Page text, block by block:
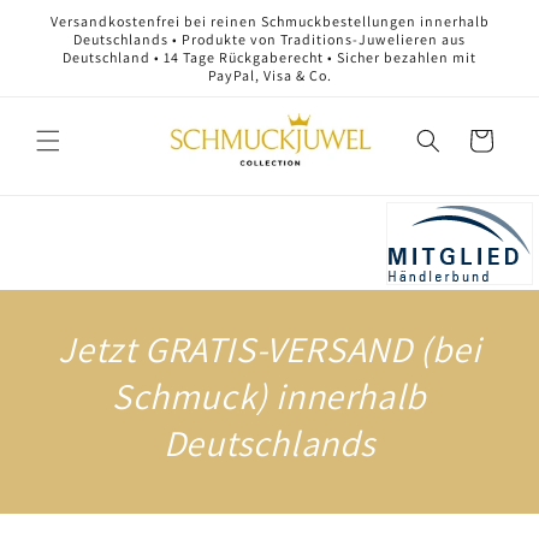
zum
Inhalt
Versandkostenfrei bei reinen Schmuckbestellungen innerhalb
Deutschlands • Produkte von Traditions-Juwelieren aus
Deutschland • 14 Tage Rückgaberecht • Sicher bezahlen mit
PayPal, Visa & Co.
Warenkorb
Jetzt GRATIS-VERSAND (bei
Schmuck) innerhalb
Deutschlands